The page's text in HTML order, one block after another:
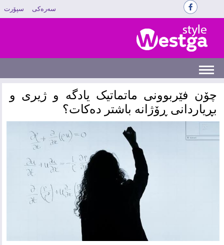
سەرەکی سپۆرت
‌چۆن فێربوونی ماتماتیک یادگە و ژیری و
بڕیاردانی ڕۆژانە باشتر دەکات؟